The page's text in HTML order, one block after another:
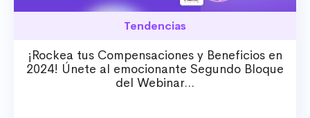
Tendencias
¡Rockea tus Compensaciones y Beneficios en
2024! Únete al emocionante Segundo Bloque
del Webinar...